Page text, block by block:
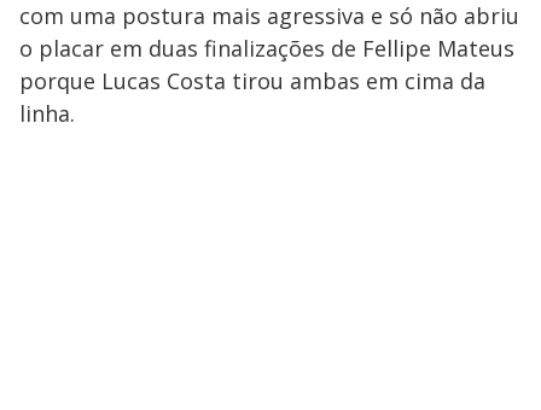
com uma postura mais agressiva e só não abriu
o placar em duas finalizações de Fellipe Mateus
porque Lucas Costa tirou ambas em cima da
linha.